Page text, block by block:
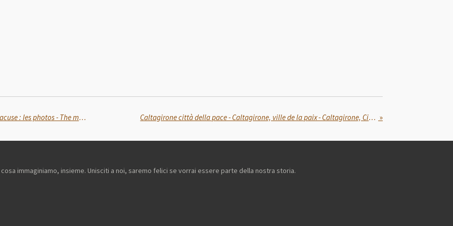
L'incontro a Siracusa: le foto - La rencontre à Syracuse : les photos - The meeting in Syracuse: the photos - الاجتماع في سيراكيوز: الصور Caltagirone città della pace - Caltagirone, ville de la paix - Caltagirone, City of Peace - كالتاغيروني مدينة السلام »
immaginiamo, insieme. Unisciti a noi, saremo felici se vorrai essere parte della nostra storia.